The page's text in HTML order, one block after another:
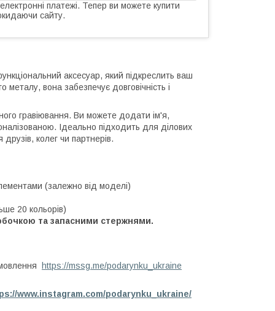
платежі. Тепер ви можете купити
сайту.
аксесуар, який підкреслить ваш
вона забезпечує довговічність і
гравіювання. Ви можете додати ім'я,
Ідеально підходить для ділових
колег чи партнерів.
(залежно від моделі)
20 кольорів)
та запасними стержнями.
https://mssg.me/podarynku_ukraine
www.instagram.com/podarynku_ukraine/